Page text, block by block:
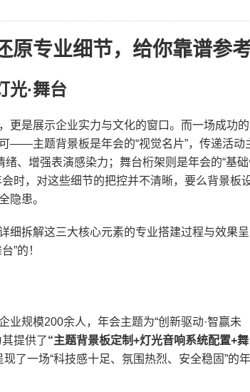
原专业细节，给你靠谱参
光·舞台
更是展示企业实力与文化的窗口。而一场成功
——主题背景板是年会的“视觉名片”，传递活动
、增强表演感染力；舞台桁架则是年会的“基
时，对这些细节的把控并不清晰，要么背景板
隐患。
细拆解这三大核心元素的专业搭建过程与效果呈
”的！
规模200余人，年会主题为“创新驱动·智赢未
提供了​​“主题背景板定制+灯光音响系统配置+
了一场“科技感十足、氛围热烈、安全稳固”的